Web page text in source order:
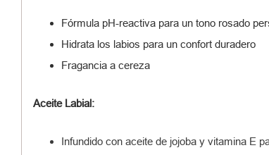
Fórmula pH-reactiva para un tono rosado
Hidrata los labios para un confort duradero
Fragancia a cereza
Aceite Labial:
Infundido con aceite de jojoba y vitamina E